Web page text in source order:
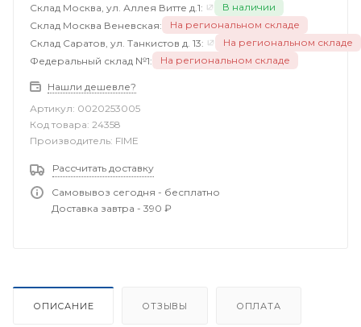
Склад Москва, ул. Аллея Витте д.1:
В наличии
Склад Москва Веневская:
На региональном складе
Склад Саратов, ул. Танкистов д. 13:
На региональном складе
Федеральный склад №1:
На региональном складе
Нашли дешевле?
Артикул: 0020253005
Код товара: 24358
Производитель: FIME
Рассчитать доставку
Самовывоз сегодня - бесплатно
Доставка завтра - 390 ₽
ОПИСАНИЕ ОТЗЫВЫ ОПЛАТА